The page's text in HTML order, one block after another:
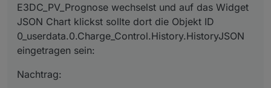
Nachtrag:
Ich sehe gerade, dass die Prognosewerte in dem
Diagramm noch aktualisiert werden, dann müssen die
Einstellungen auch stimmen.
Prüfe mal bitte, ob die Objekt ID
E3DC_PV_Prognose wechselst und auf das Widget
JSON Chart klickst sollte dort die Objekt ID
0_userdata.0.Charge_Control.History.HistoryJSON
eingetragen sein:
Nachtrag: